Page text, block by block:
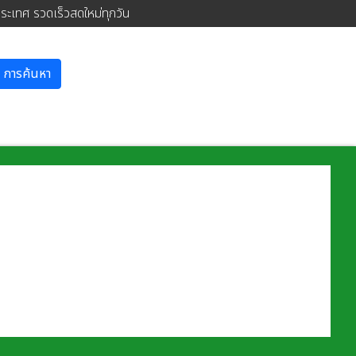
ทศ รวดเร็วสดใหม่ทุกวัน
การค้นหา